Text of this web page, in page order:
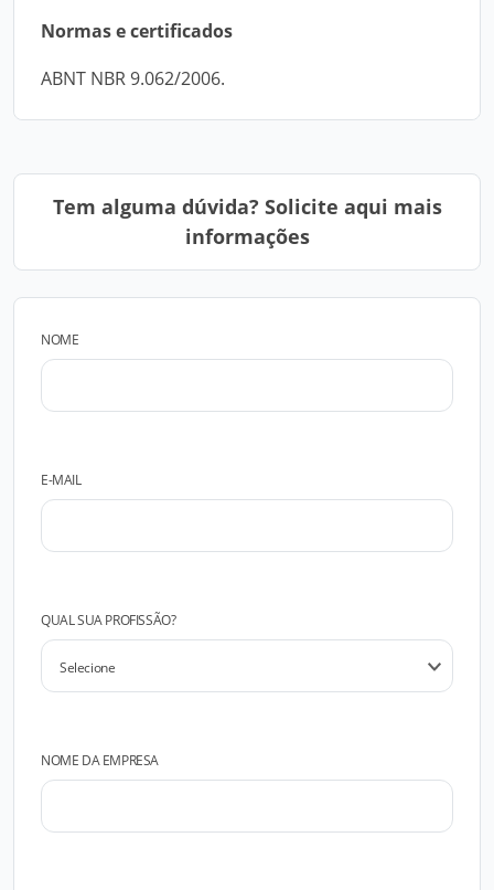
Normas e certificados
ABNT NBR 9.062/2006.
Tem alguma dúvida? Solicite aqui mais
informações
NOME
E-MAIL
QUAL SUA PROFISSÃO?
NOME DA EMPRESA